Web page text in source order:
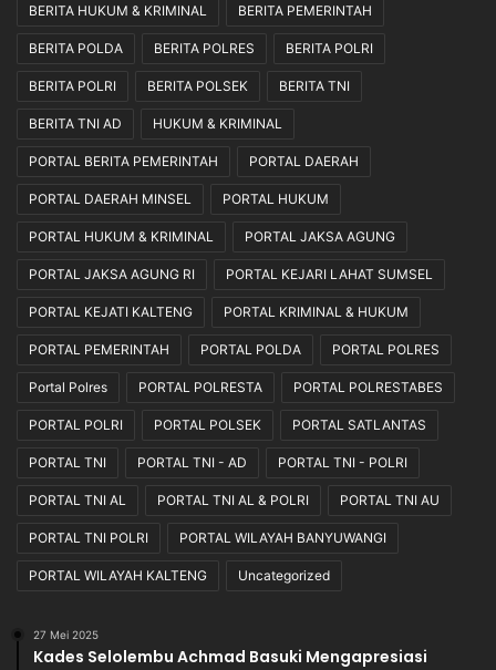
BERITA HUKUM & KRIMINAL BERITA PEMERINTAH
BERITA POLDA BERITA POLRES BERITA POLRI
BERITA POLRI BERITA POLSEK BERITA TNI
BERITA TNI AD HUKUM & KRIMINAL
PORTAL BERITA PEMERINTAH PORTAL DAERAH
PORTAL DAERAH MINSEL PORTAL HUKUM
PORTAL HUKUM & KRIMINAL PORTAL JAKSA AGUNG
PORTAL JAKSA AGUNG RI PORTAL KEJARI LAHAT SUMSEL
PORTAL KEJATI KALTENG PORTAL KRIMINAL & HUKUM
PORTAL PEMERINTAH PORTAL POLDA PORTAL POLRES
Portal Polres PORTAL POLRESTA PORTAL POLRESTABES
PORTAL POLRI PORTAL POLSEK PORTAL SATLANTAS
PORTAL TNI PORTAL TNI - AD PORTAL TNI - POLRI
PORTAL TNI AL PORTAL TNI AL & POLRI PORTAL TNI AU
PORTAL TNI POLRI PORTAL WILAYAH BANYUWANGI
PORTAL WILAYAH KALTENG Uncategorized
27 Mei 2025
Kades Selolembu Achmad Basuki Mengapresiasi